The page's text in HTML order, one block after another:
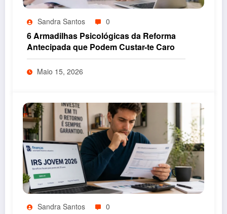
Sandra Santos 0
6 Armadilhas Psicológicas da Reforma
Antecipada que Podem Custar-te Caro
Maio 15, 2026
Sandra Santos 0